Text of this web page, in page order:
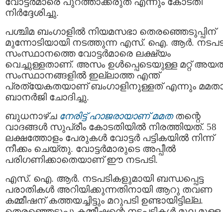
നിർദ്ദേശിച്ചു.
പശ്ചിമ ബംഗാളിൽ നിയമസഭാ തെരഞ്ഞെടുപ്പിന്
മുന്നോടിയായി നടത്തുന്ന എസ്‌. ഐ. ആർ.
സംസ്ഥാനത്തെ വോട്ടർമാരെ ലക്ഷ്യം
വെച്ചുള്ളതാണ്‌. അസം ഉൾപ്പെടെയുള്ള മറ്റ്
സംസ്ഥാനങ്ങളിൽ ഇല്ലാത്ത എന്ത്
പ്രത്യേകതയാണ് ബംഗാളിനുള്ളത് എന്നും
ബാനർജി ചോദിച്ചു.
ബുധനാഴ്ച നേരിട്ട് ഹാജരായാണ് മമത തന്റെ
വാദങ്ങൾ സുപ്രീം കോടതിയിൽ നിരത്തിയത്. 58
ലക്ഷത്തോളം പേരുകൾ വോട്ടർ പട്ടികയിൽ നിന്ന്
നീക്കം ചെയ്തു. വോട്ടർമാരുടെ അപ്പീൽ
പരിഗണിക്കാതെയാണ് ഈ നടപടി.
എസ്‌. ഐ. ആർ. നടപടികളുമായി ബന്ധപ്പെട്ട
പരാതികൾ അറിയിക്കുന്നതിനായി ആറു തവണ
കമ്മീഷന്‌ കത്തയച്ചിട്ടും മറുപടി ഉണ്ടായിട്ടില്ല.